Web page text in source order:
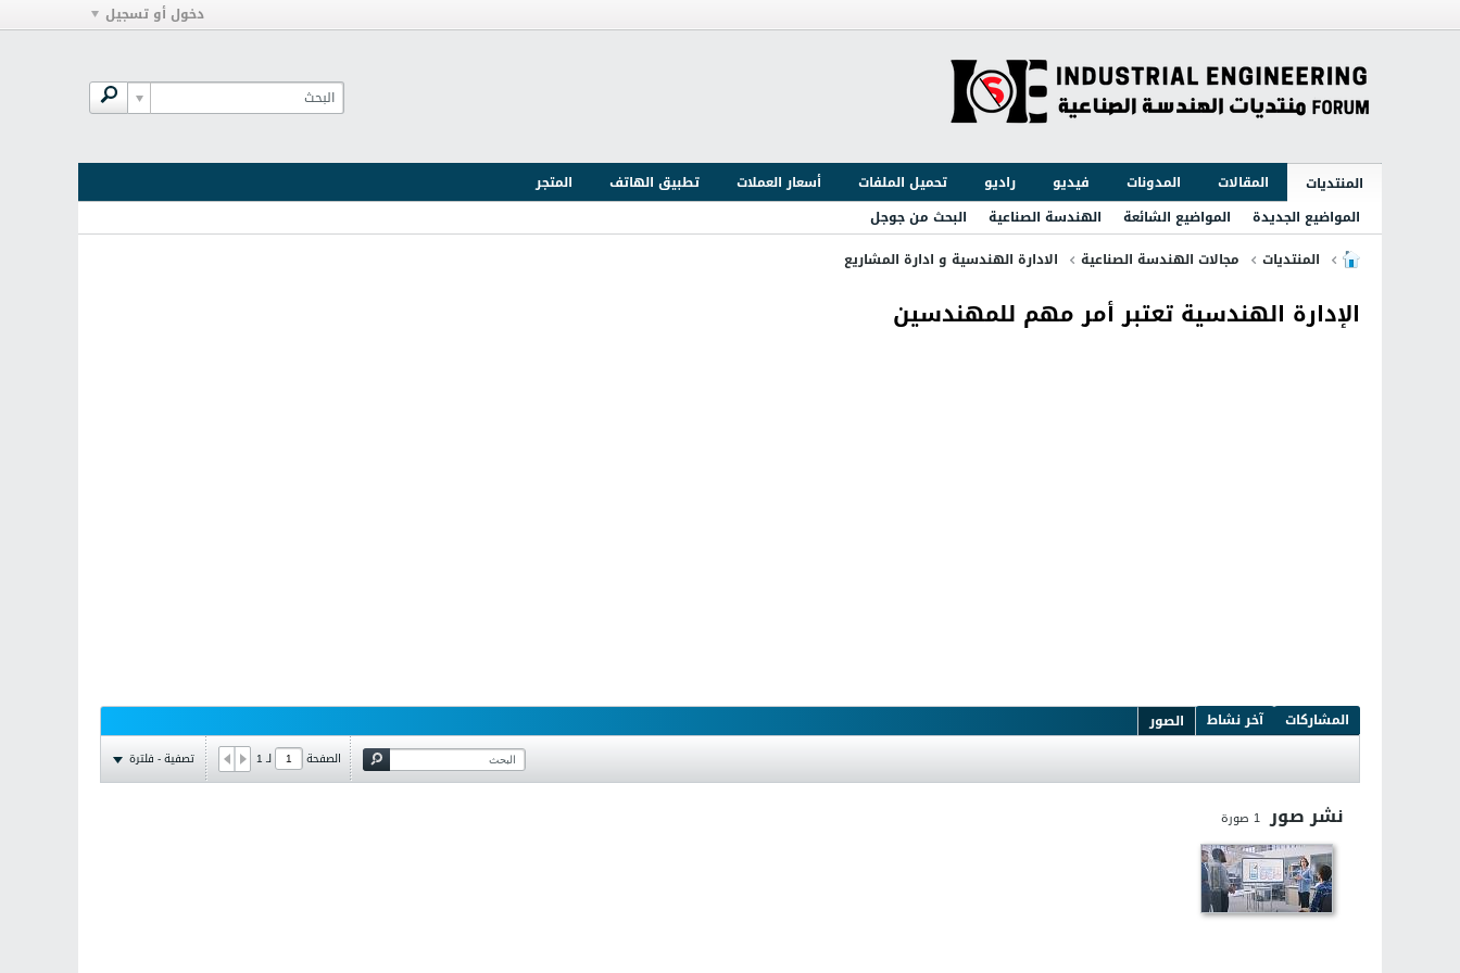
دخول أو تسجيل
المنتديات المقالات المدونات فيديو راديو تحميل الملفات أسعار العملات تطبيق الهاتف
المتجر
المواضيع الجديدة
المواضيع الشائعة الهندسة الصناعية
البحث من جوجل
المنتديات
مجالات الهندسة الصناعية الادارة الهندسية و ادارة المشاريع
الإدارة الهندسية تعتبر أمر مهم للمهندسين
المشاركات آخر نشاط الصور
الصفحة لـ1 تصفية - فلترة
نشر صور 1 صورة